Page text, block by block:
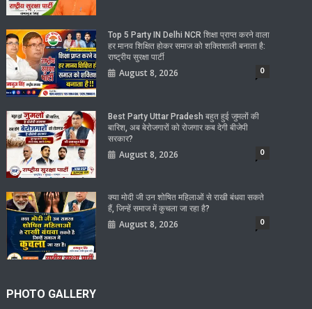
Top 5 Party IN Delhi NCR शिक्षा प्राप्त करने वाला
हर मानव शिक्षित होकर समाज को शक्तिशाली बनाता है:
राष्ट्रीय सुरक्षा पार्टी
August 8, 2026 0
Best Party Uttar Pradesh बहुत हुई जुमलों की
बारिश, अब बेरोजगारों को रोजगार कब देगी बीजेपी
सरकार?
August 8, 2026 0
क्या मोदी जी उन शोषित महिलाओं से राखी बंधवा सकते
हैं, जिन्हें समाज में कुचला जा रहा है?
August 8, 2026 0
PHOTO GALLERY